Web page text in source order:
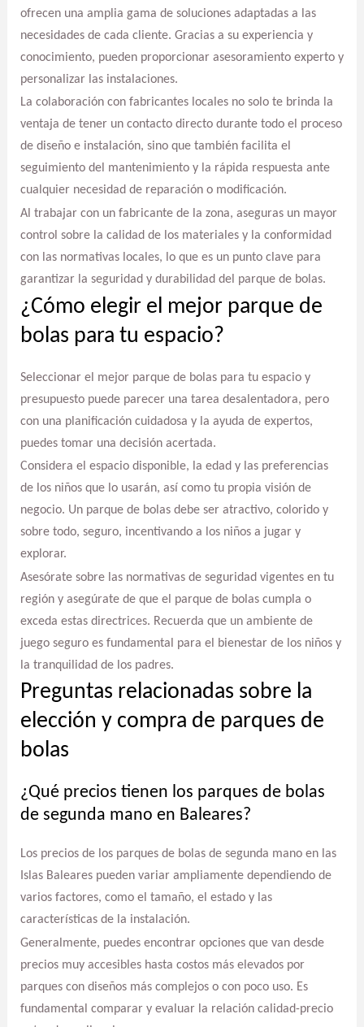
ofrecen una amplia gama de soluciones adaptadas a las
necesidades de cada cliente. Gracias a su experiencia y
conocimiento, pueden proporcionar asesoramiento experto y
personalizar las instalaciones.
La colaboración con fabricantes locales no solo te brinda la
ventaja de tener un contacto directo durante todo el proceso
de diseño e instalación, sino que también facilita el
seguimiento del mantenimiento y la rápida respuesta ante
cualquier necesidad de reparación o modificación.
Al trabajar con un fabricante de la zona, aseguras un mayor
control sobre la calidad de los materiales y la conformidad
con las normativas locales, lo que es un punto clave para
garantizar la seguridad y durabilidad del parque de bolas.
¿Cómo elegir el mejor parque de
bolas para tu espacio?
Seleccionar el mejor parque de bolas para tu espacio y
presupuesto puede parecer una tarea desalentadora, pero
con una planificación cuidadosa y la ayuda de expertos,
puedes tomar una decisión acertada.
Considera el espacio disponible, la edad y las preferencias
de los niños que lo usarán, así como tu propia visión de
negocio. Un parque de bolas debe ser atractivo, colorido y
sobre todo, seguro, incentivando a los niños a jugar y
explorar.
Asesórate sobre las normativas de seguridad vigentes en tu
región y asegúrate de que el parque de bolas cumpla o
exceda estas directrices. Recuerda que un ambiente de
juego seguro es fundamental para el bienestar de los niños y
la tranquilidad de los padres.
Preguntas relacionadas sobre la
elección y compra de parques de
bolas
¿Qué precios tienen los parques de bolas
de segunda mano en Baleares?
Los precios de los parques de bolas de segunda mano en las
Islas Baleares pueden variar ampliamente dependiendo de
varios factores, como el tamaño, el estado y las
características de la instalación.
Generalmente, puedes encontrar opciones que van desde
precios muy accesibles hasta costos más elevados por
parques con diseños más complejos o con poco uso. Es
fundamental comparar y evaluar la relación calidad-precio